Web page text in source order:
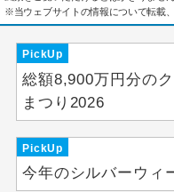
※当ウェブサイトの情報について転載
PickUp
総額8,900万円分の
まつり2026
PickUp
今年のシルバーウィ